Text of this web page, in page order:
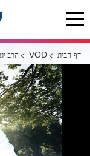
דף הבית VOD הרב